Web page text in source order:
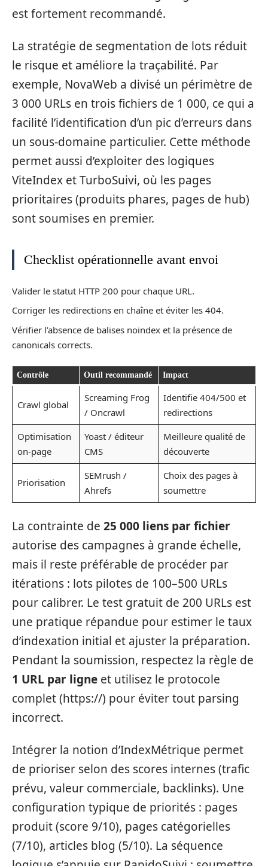
est fortement recommandé.
La stratégie de segmentation de lots réduit
le risque et améliore la traçabilité. Par
exemple, NovaWeb a divisé un périmètre de
3 000 URLs en trois fichiers de 1 000, ce qui a
facilité l’identification d’un pic d’erreurs dans
un sous-domaine particulier. Cette méthode
permet aussi d’exploiter des logiques
ViteIndex et TurboSuivi, où les pages
prioritaires (produits phares, pages de hub)
sont soumises en premier.
Checklist opérationnelle avant envoi
Valider le statut HTTP 200 pour chaque URL.
Corriger les redirections en chaîne et éviter les 404.
Vérifier l’absence de balises noindex et la présence de
canonicals corrects.
Contrôle Outil recommandé Impact
Crawl global
Screaming Frog
/ Oncrawl
Identifie 404/500 et
redirections
Optimisation
on-page
Yoast / éditeur
CMS
Meilleure qualité de
découverte
Priorisation
SEMrush /
Ahrefs
Choix des pages à
soumettre
La contrainte de 25 000 liens par fichier
autorise des campagnes à grande échelle,
mais il reste préférable de procéder par
itérations : lots pilotes de 100–500 URLs
pour calibrer. Le test gratuit de 200 URLs est
une pratique répandue pour estimer le taux
d’indexation initial et ajuster la préparation.
Pendant la soumission, respectez la règle de
1 URL par ligne et utilisez le protocole
complet (https://) pour éviter tout parsing
incorrect.
Intégrer la notion d’IndexMétrique permet
de prioriser selon des scores internes (trafic
prévu, valeur commerciale, backlinks). Une
configuration typique de priorités : pages
produit (score 9/10), pages catégorielles
(7/10), articles blog (5/10). La séquence